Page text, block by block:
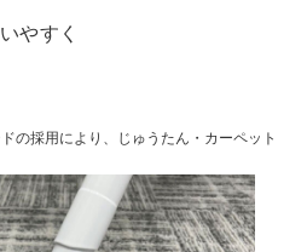
やすく
の採用により、じゅうたん・カーペット